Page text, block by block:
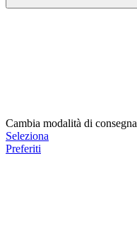
Cambia modalità di consegna
Seleziona
Preferiti